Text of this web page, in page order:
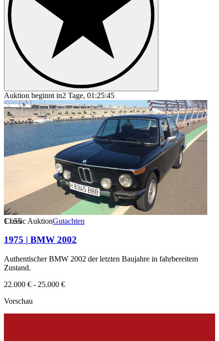
Auktion beginnt in2 Tage, 01:25:45
1/55
Classic AuktionGutachten
1975 | BMW 2002
Authentischer BMW 2002 der letzten Baujahre in fahrbereitem
Zustand.
22.000 € - 25.000 €
Vorschau